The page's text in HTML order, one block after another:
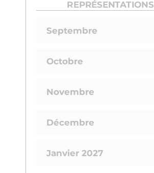
REPRÉSENTATIONS
Septembre
Octobre
Novembre
Décembre
Janvier 2027